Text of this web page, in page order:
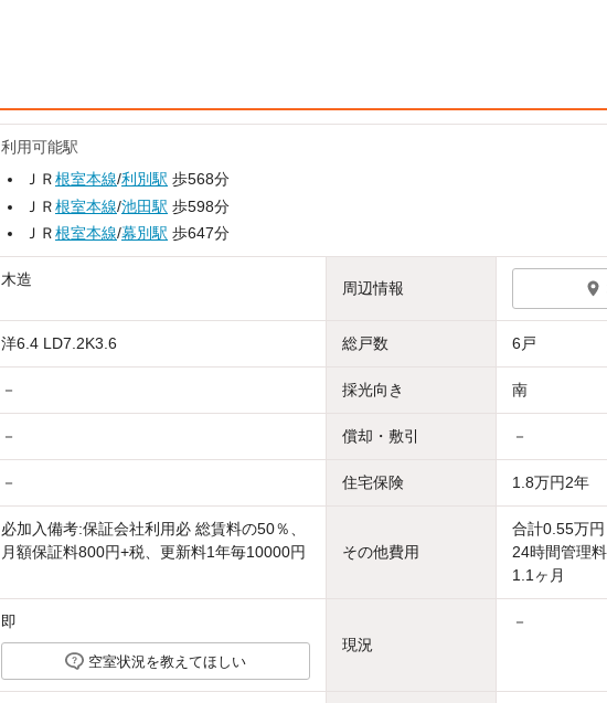
利用可能駅
ＪＲ根室本線/利別駅 歩568分
ＪＲ根室本線/池田駅 歩598分
ＪＲ根室本線/幕別駅 歩647分
木造 周辺情報
洋6.4 LD7.2K3.6 総戸数 6戸
－ 採光向き 南
－ 償却・敷引 －
－ 住宅保険 1.8万円2年
必加入備考:保証会社利用必 総賃料の50％、
月額保証料800円+税、更新料1年毎10000円
その他費用
合計0.55万円
24時間管理
1.1ヶ月
即
空室状況を教えてほしい
現況
－